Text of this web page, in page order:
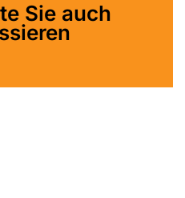
Sie auch